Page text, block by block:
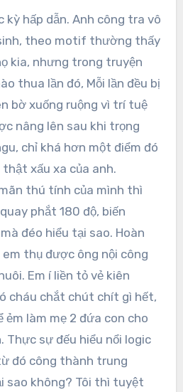
kỳ hấp dẫn. Anh công tra vô
theo motif thường thấy
kia, nhưng trong truyện
thua lần đó, Mỗi lần đều bị
bờ xuống ruộng vì trí tuệ
nâng lên sau khi trọng
chỉ khá hơn một điểm đó
xấu xa của anh.
thú tính của mình thì
phắt 180 độ, biến
đéo hiểu tại sao. Hoàn
thụ được ông nội công
Em í liền tỏ vẻ kiên
cháu chắt chút chít gì hết,
ẻm làm mẹ 2 đứa con cho
Thực sự đếu hiểu nổi logic
đó công thành trung
sao không? Tôi thì tuyệt